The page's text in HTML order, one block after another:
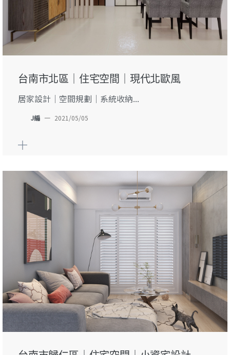
台南市北區｜住宅空間｜現代北歐風
居家設計｜空間規劃｜系統收納...
J編 — 2021/05/05